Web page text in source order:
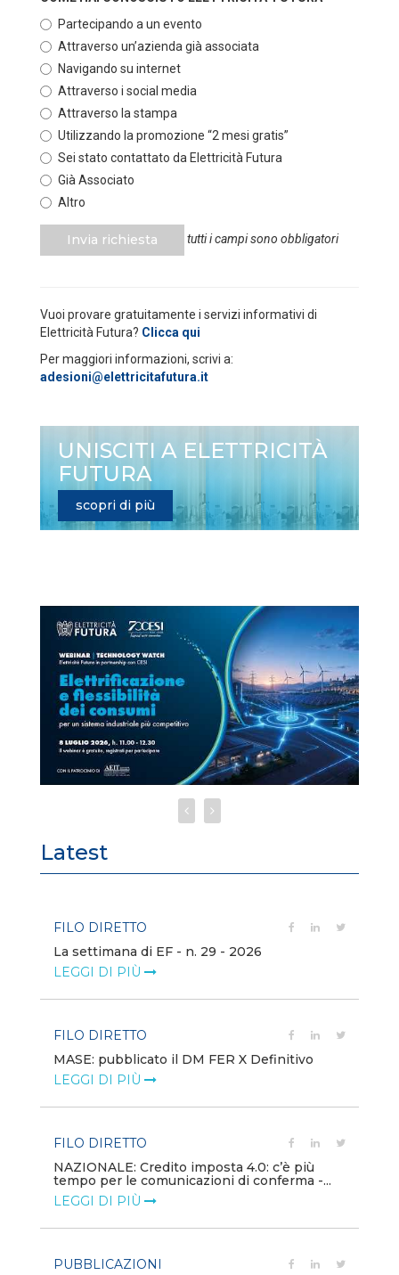
Partecipando a un evento
Attraverso un’azienda già associata
Navigando su internet
Attraverso i social media
Attraverso la stampa
Utilizzando la promozione “2 mesi gratis”
Sei stato contattato da Elettricità Futura
Già Associato
Altro
Invia richiesta tutti i campi sono obbligatori
Vuoi provare gratuitamente i servizi informativi di
Elettricità Futura? Clicca qui
Per maggiori informazioni, scrivi a:
adesioni@elettricitafutura.it
UNISCITI A ELETTRICITÀ
FUTURA
scopri di più
Latest
FILO DIRETTO
La settimana di EF - n. 29 - 2026
LEGGI DI PIÙ
FILO DIRETTO
MASE: pubblicato il DM FER X Definitivo
LEGGI DI PIÙ
FILO DIRETTO
NAZIONALE: Credito imposta 4.0: c’è più
tempo per le comunicazioni di conferma -...
LEGGI DI PIÙ
PUBBLICAZIONI